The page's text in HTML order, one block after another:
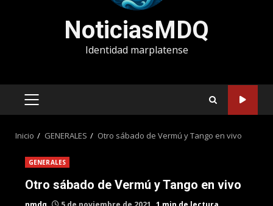
NoticiasMDQ
Identidad marplatense
MENÚ
Inicio GENERALES Otro sábado de Vermú y Tango en vivo
GENERALES
Otro sábado de Vermú y Tango en vivo